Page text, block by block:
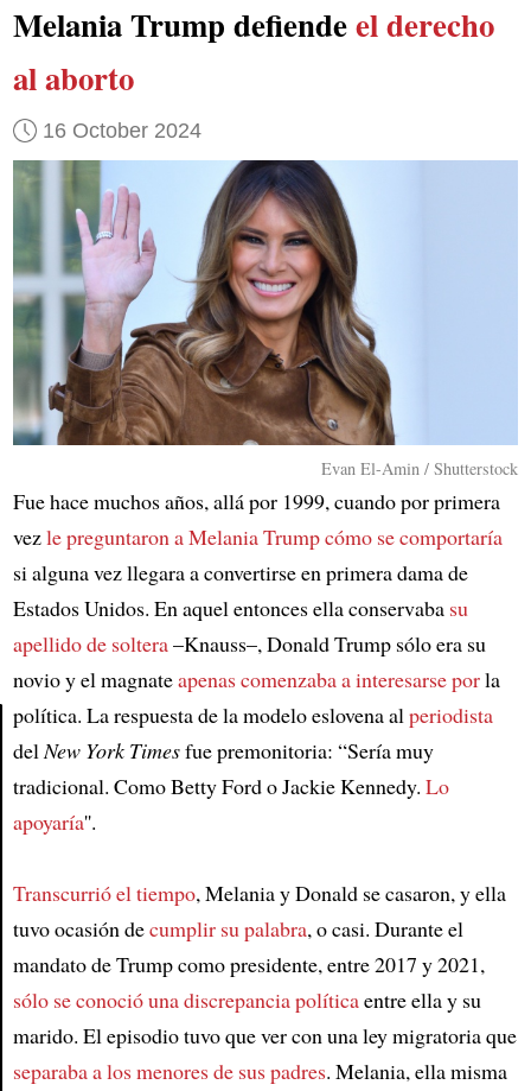
Melania Trump defiendeel derecho
al aborto
16 October 2024
Evan El-Amin / Shutterstock
Fue hace muchos años, allá por 1999, cuando por primera
vezle preguntaron a Melania Trump cómo se comportaría
si alguna vez llegara a convertirse en primera dama de
Estados Unidos. En aquel entonces ella conservaba su
apellido de soltera–Knauss–, Donald Trump sólo era su
novio y el magnateapenas comenzaba a interesarse porla
política. La respuesta de la modelo eslovena alperiodista
delNew York Timesfue premonitoria: “Sería muy
tradicional. Como Betty Ford o Jackie Kennedy. Lo
apoyaría''.
Transcurrió el tiempo, Melania y Donald se casaron, y ella
tuvo ocasión decumplir su palabra, o casi. Durante el
mandato de Trump como presidente, entre 2017 y 2021,
sólo se conoció una discrepancia políticaentre ella y su
marido. El episodio tuvo que ver con una ley migratoria que
separaba a los menores de sus padres. Melania, ella misma